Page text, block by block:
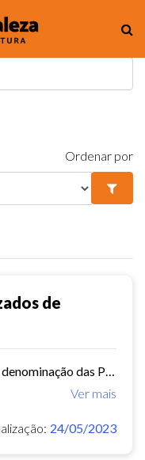
Ordenar por
de
Ver mais
24/05/2023